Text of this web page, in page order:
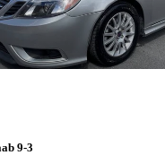
9-3